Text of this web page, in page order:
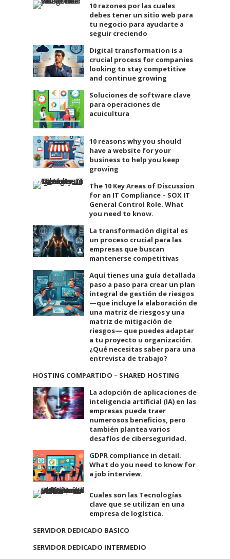
10 razones por las cuales
debes tener un sitio web para
tu negocio para ayudarte a
seguir creciendo
Digital transformation is a
crucial process for companies
looking to stay competitive
and continue growing
Soluciones de software clave
para operaciones de
acuicultura
10 reasons why you should
have a website for your
business to help you keep
growing
The 10 Key Areas of Discussion
for an IT Compliance – SOX IT
General Control Role. What
you need to know.
La transformación digital es
un proceso crucial para las
empresas que buscan
mantenerse competitivas
Aquí tienes una guía detallada
paso a paso para crear un plan
integral de gestión de riesgos
—que incluye la elaboración de
una matriz de riesgos y una
matriz de mitigación de
riesgos— que puedes adaptar
a tu proyecto u organización.
¿Qué necesitas saber para una
entrevista de trabajo?
HOSTING COMPARTIDO – SHARED HOSTING
La adopción de aplicaciones de
inteligencia artificial (IA) en las
empresas puede traer
numerosos beneficios, pero
también plantea varios
desafíos de ciberseguridad.
GDPR compliance in detail.
What do you need to know for
a job interview.
Cuales son las Tecnologías
clave que se utilizan en una
empresa de logística.
SERVIDOR DEDICADO BASICO
SERVIDOR DEDICADO INTERMEDIO